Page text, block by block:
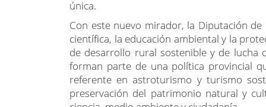
El mirador consiste en una piedra
condiciones climatológicas extremas,
automática de 22:00 a 00:00 horas y
correspondiente a los cielos de
alternativamente durante el horario de
Ubicado en el barrio de La Tahona,
para ofrecer una experiencia